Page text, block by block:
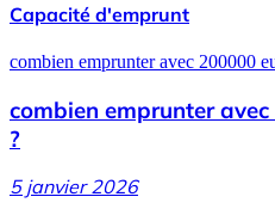
Capacité d'emprunt
combien emprunter avec 200000
combien emprunter
?
5 janvier 2026